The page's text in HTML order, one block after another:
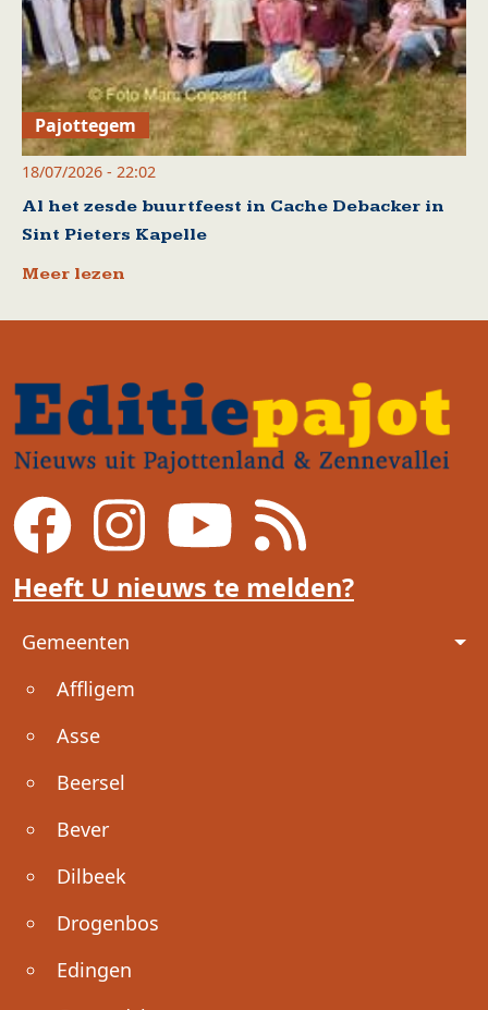
Pajottegem
18/07/2026 - 22:02
Al het zesde buurtfeest in Cache Debacker in
Sint Pieters Kapelle
Meer lezen
Heeft U nieuws te melden?
Voet
Gemeenten
Affligem
Asse
Beersel
Bever
Dilbeek
Drogenbos
Edingen